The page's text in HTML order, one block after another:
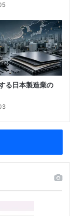
る日本製造業の